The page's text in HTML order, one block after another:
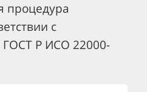
процедура
с
Р ИСО 22000-